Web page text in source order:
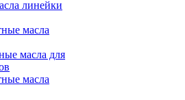
линейки
масла
масла для
масла